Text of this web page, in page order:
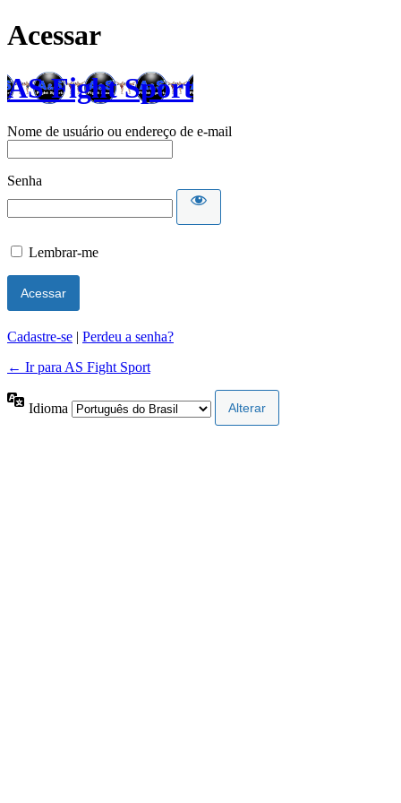
Acessar
AS Fight Sport
Nome de usuário ou endereço de e-mail
Senha
Lembrar-me
Cadastre-se | Perdeu a senha?
← Ir para AS Fight Sport
Idioma